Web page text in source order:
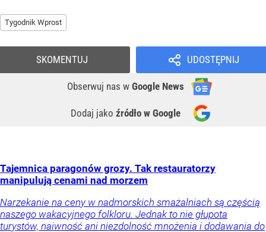
Tygodnik Wprost
UDOSTĘPNIJ
Obserwuj nas w Google News
Dodaj jako źródło w Google
SKOMENTUJ
Tajemnica paragonów grozy. Tak restauratorzy
manipulują cenami nad morzem
Narzekanie na ceny w nadmorskich smażalniach są częścią
naszego wakacyjnego folkloru. Jednak to nie głupota
turystów, naiwność ani niezdolność mnożenia i dodawania do